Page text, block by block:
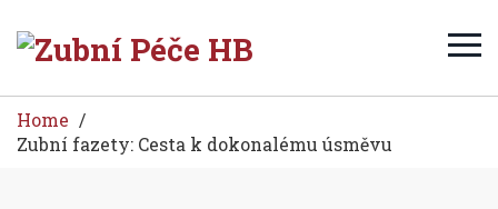
Home
Zubní fazety: Cesta k dokonalému úsměvu